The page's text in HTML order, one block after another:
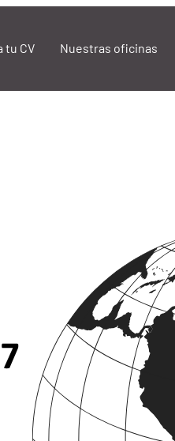
tu CV Nuestras oficinas